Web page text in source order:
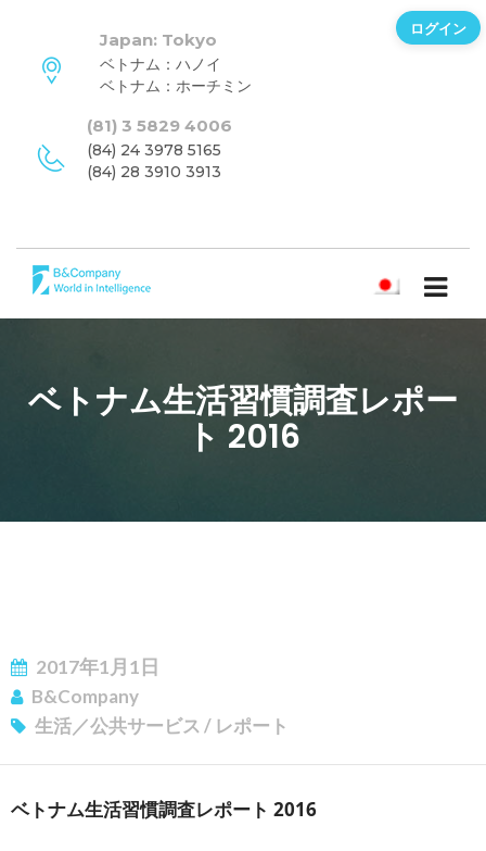
Japan: Tokyo
ベトナム：ハノイ
ベトナム：ホーチミン
(81) 3 5829 4006
(84) 24 3978 5165
(84) 28 3910 3913
日本語
ベトナム生活習慣調査レポー
ト 2016
2017年1月1日
B&Company
生活／公共サービス / レポート
ベトナム生活習慣調査レポート 2016
ログイン
ニュースレターを購読する